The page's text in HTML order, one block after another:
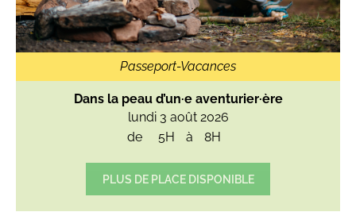
Passeport-Vacances
Dans la peau d’un·e aventurier·ère
lundi 3 août 2026
de
5H à 8H
PLUS DE PLACE DISPONIBLE